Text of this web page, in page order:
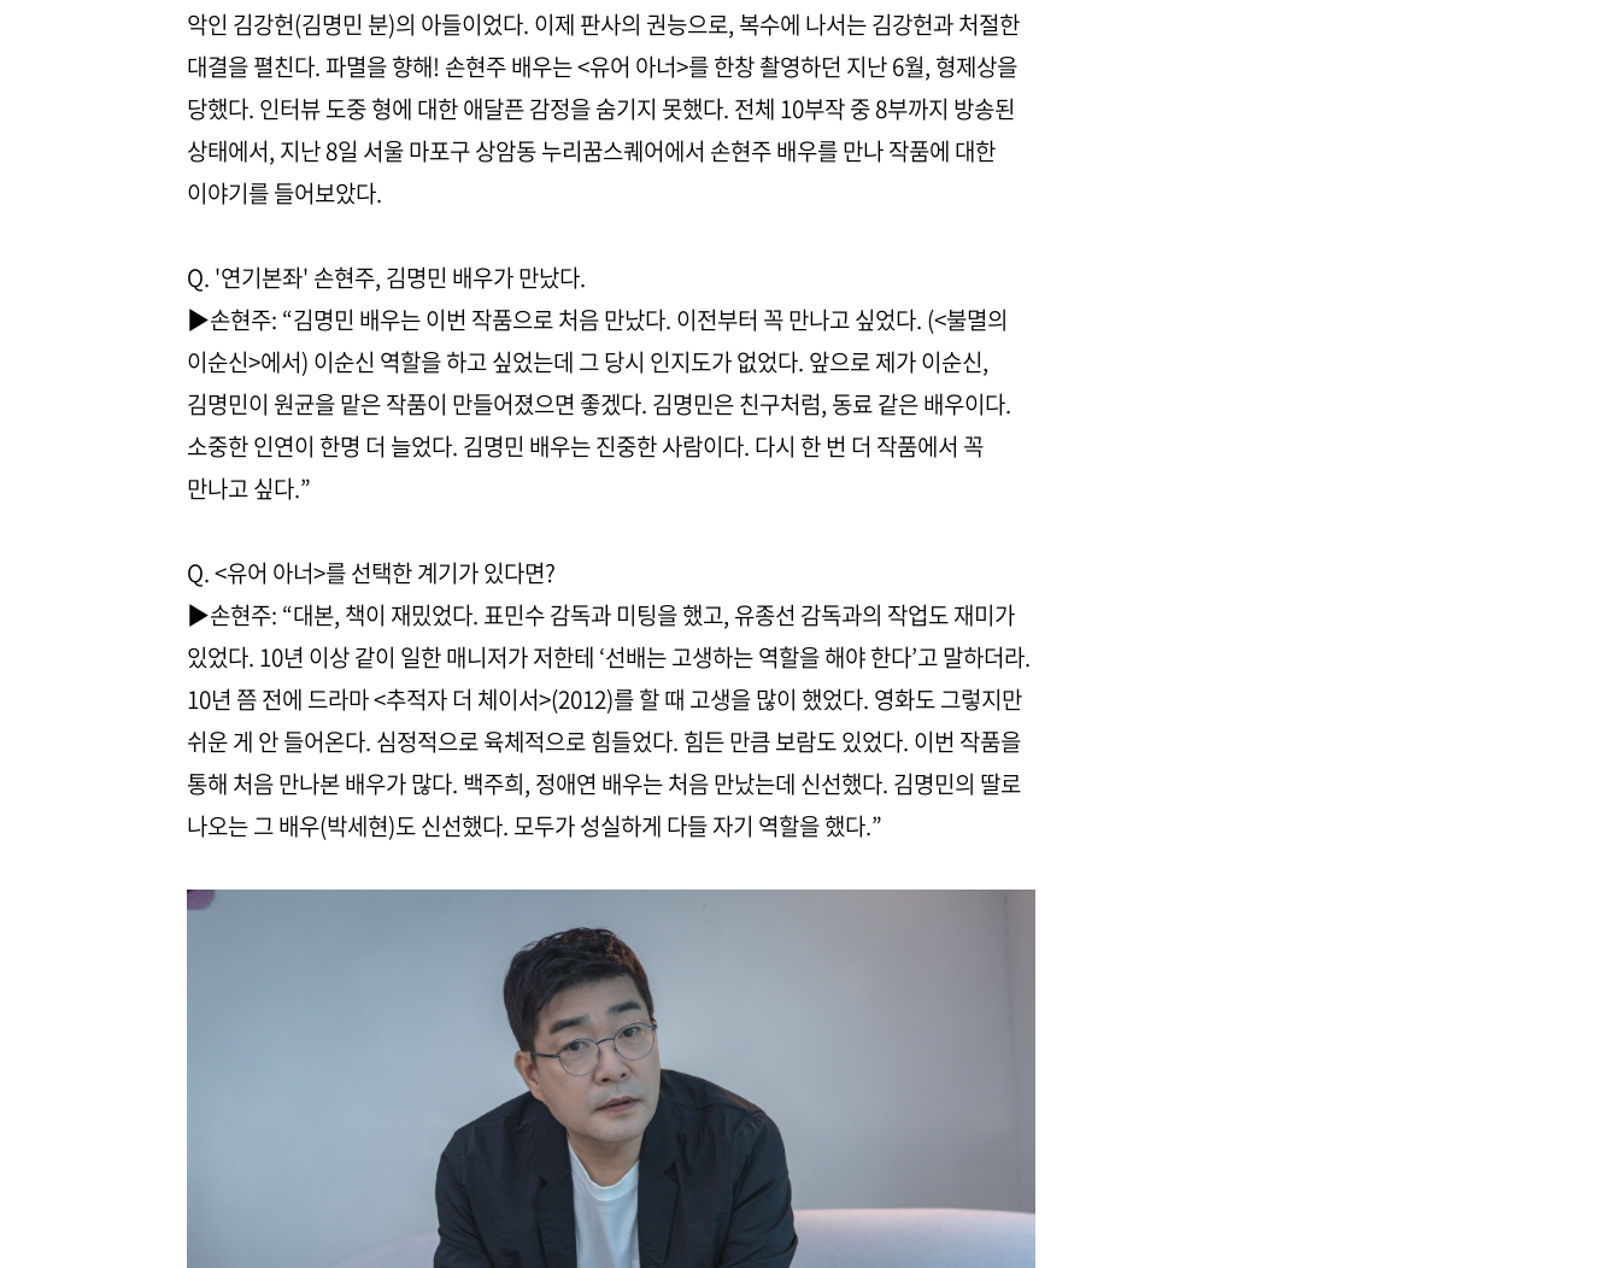
악인 김강헌(김명민 분)의 아들이었다. 이제 판사의 권능으로, 복수에 나서는 김강헌과 처절한
대결을 펼친다. 파멸을 향해! 손현주 배우는 <유어 아너>를 한창 촬영하던 지난 6월, 형제상을
당했다. 인터뷰 도중 형에 대한 애달픈 감정을 숨기지 못했다. 전체 10부작 중 8부까지 방송된
상태에서, 지난 8일 서울 마포구 상암동 누리꿈스퀘어에서 손현주 배우를 만나 작품에 대한
이야기를 들어보았다.
Q. '연기본좌' 손현주, 김명민 배우가 만났다.
▶손현주: “김명민 배우는 이번 작품으로 처음 만났다. 이전부터 꼭 만나고 싶었다. (<불멸의
이순신>에서) 이순신 역할을 하고 싶었는데 그 당시 인지도가 없었다. 앞으로 제가 이순신,
김명민이 원균을 맡은 작품이 만들어졌으면 좋겠다. 김명민은 친구처럼, 동료 같은 배우이다.
소중한 인연이 한명 더 늘었다. 김명민 배우는 진중한 사람이다. 다시 한 번 더 작품에서 꼭
만나고 싶다.”
Q. <유어 아너>를 선택한 계기가 있다면?
▶손현주: “대본, 책이 재밌었다. 표민수 감독과 미팅을 했고, 유종선 감독과의 작업도 재미가
있었다. 10년 이상 같이 일한 매니저가 저한테 ‘선배는 고생하는 역할을 해야 한다’고 말하더라.
10년 쯤 전에 드라마 <추적자 더 체이서>(2012)를 할 때 고생을 많이 했었다. 영화도 그렇지만
쉬운 게 안 들어온다. 심정적으로 육체적으로 힘들었다. 힘든 만큼 보람도 있었다. 이번 작품을
통해 처음 만나본 배우가 많다. 백주희, 정애연 배우는 처음 만났는데 신선했다. 김명민의 딸로
나오는 그 배우(박세현)도 신선했다. 모두가 성실하게 다들 자기 역할을 했다.”